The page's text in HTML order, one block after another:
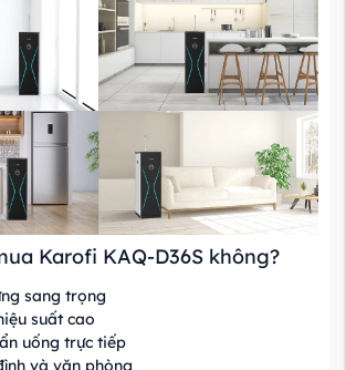
Karofi KAQ-D36S không?
sang trọng
suất cao
uống trực tiếp
và văn phòng